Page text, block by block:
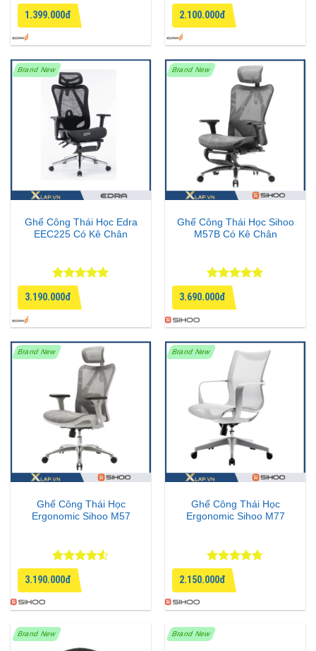
Được xếp
hạng4.75
5 sao
1.399.000đ
Được xếp
hạng4.5
5 sao
2.100.000đ
Brand New
Ghế Công Thái Học Edra
EEC225 Có Kê Chân
Được xếp
hạng5
sao
3.190.000đ
Brand New
Ghế Công Thái Học Sihoo
M57B Có Kê Chân
Được xếp
hạng5
sao
3.690.000đ
Brand New
Ghế Công Thái Học
Ergonomic Sihoo M57
Được xếp
hạng4.5
5 sao
3.190.000đ
Brand New
Ghế Công Thái Học
Ergonomic Sihoo M77
Được xếp
hạng4.71
5 sao
2.150.000đ
Brand New Brand New